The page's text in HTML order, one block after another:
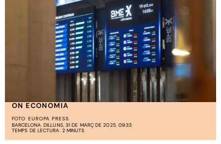
ON ECONOMIA
FOTO: EUROPA PRESS
BARCELONA. DILLUNS, 31 DE MARÇ DE 2025. 09:33
TEMPS DE LECTURA: 2 MINUTS